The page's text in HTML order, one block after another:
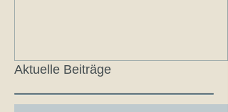
Aktuelle Beiträge